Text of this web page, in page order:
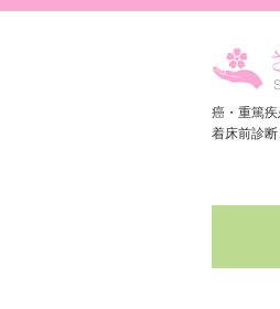
癌・重篤
着床前診